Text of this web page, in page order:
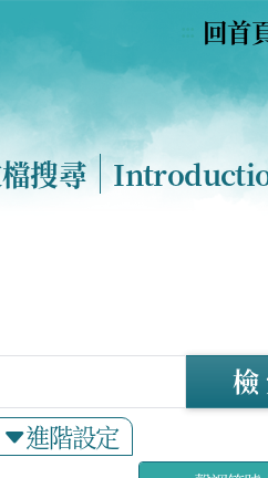
回首
搜尋
進階設定
檢